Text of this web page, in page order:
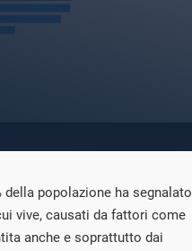
della popolazione ha segnalato
vive, causati da fattori come
anche e soprattutto dai